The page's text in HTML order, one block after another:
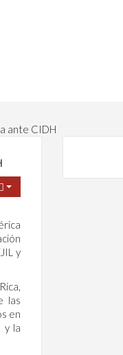
ante CIDH
y
las
en
y la